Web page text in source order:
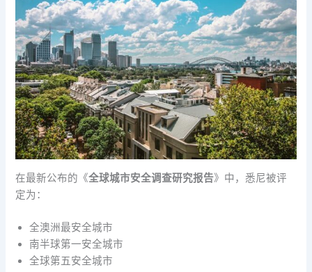
在最新公布的《全球城市安全调查研究报告》中，悉尼被评
定为：
全澳洲最安全城市
南半球第一安全城市
全球第五安全城市